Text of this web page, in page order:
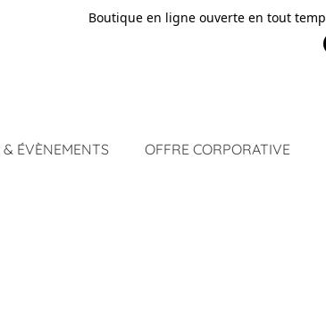
Boutique en ligne ouverte en tout
& ÉVÈNEMENTS OFFRE CORPORATIVE